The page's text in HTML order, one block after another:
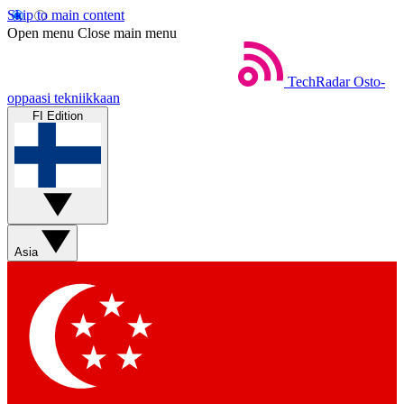
Skip to main content
Open menu Close main menu
TechRadar Osto-
oppaasi tekniikkaan
FI Edition
Asia